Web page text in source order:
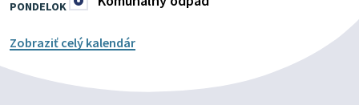
PONDELOK
Zobraziť celý kalendár